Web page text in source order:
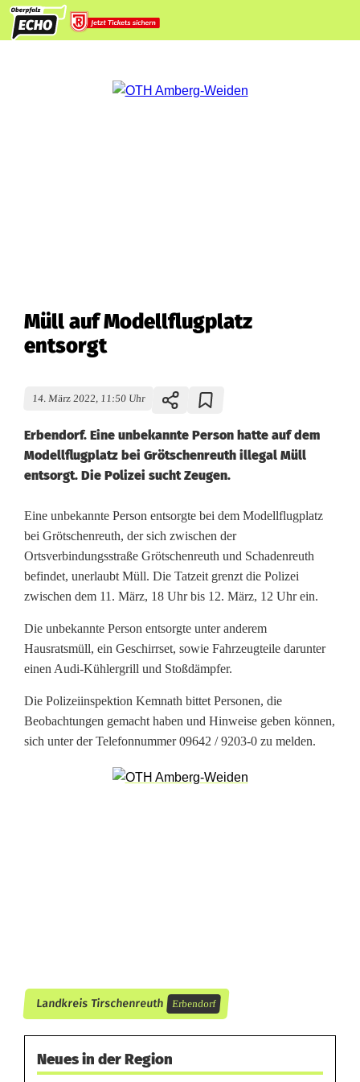
Müll auf Modellflugplatz
entsorgt
14. März 2022, 11:50 Uhr
Erbendorf. Eine unbekannte Person hatte auf dem
Modellflugplatz bei Grötschenreuth illegal Müll
entsorgt. Die Polizei sucht Zeugen.
M
ü
l
a
u
f
M
g
p
Eine unbekannte Person entsorgte bei dem Modellflugplatz
bei Grötschenreuth, der sich zwischen der
Ortsverbindungsstraße Grötschenreuth und Schadenreuth
befindet, unerlaubt Müll. Die Tatzeit grenzt die Polizei
zwischen dem 11. März, 18 Uhr bis 12. März, 12 Uhr ein.
Die unbekannte Person entsorgte unter anderem
Hausratsmüll, ein Geschirrset, sowie Fahrzeugteile darunter
einen Audi-Kühlergrill und Stoßdämpfer.
Die Polizeiinspektion Kemnath bittet Personen, die
Beobachtungen gemacht haben und Hinweise geben können,
sich unter der Telefonnummer 09642 / 9203-0 zu melden.
Landkreis Tirschenreuth Erbendorf
Neues in der Region